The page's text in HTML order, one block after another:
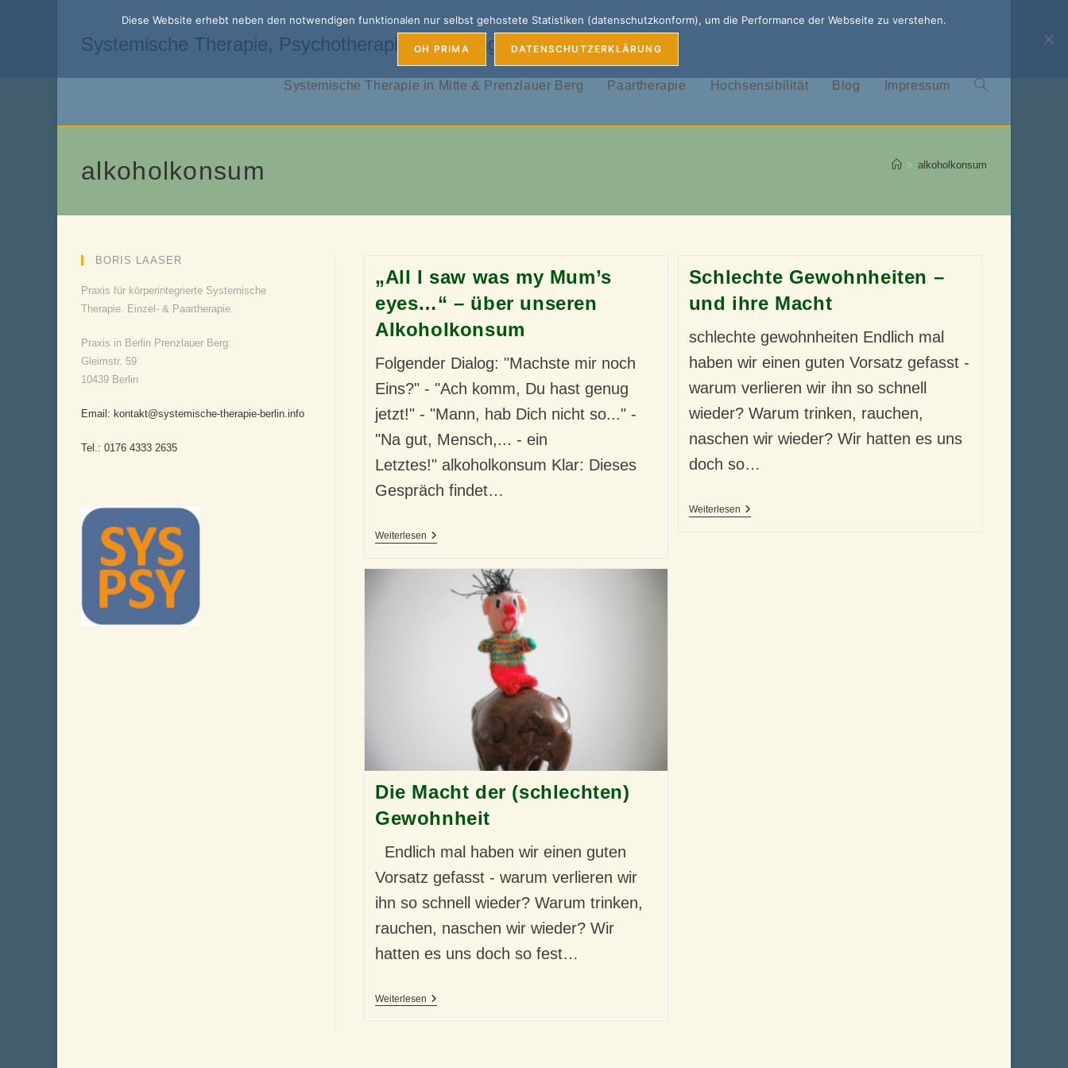
Systemische Therapie, Psychotherapie, Coaching & Supervision
Systemische Therapie in Mitte & Prenzlauer Berg Paartherapie Hochsensibilität Blog Impressum Website-
Suche
umschalten
alkoholkonsum > alkoholkonsum
BORIS LAASER
Praxis für körperintegrierte Systemische
Therapie. Einzel- & Paartherapie.
Praxis in Berlin Prenzlauer Berg:
Gleimstr. 59
10439 Berlin
Email: kontakt@systemische-therapie-berlin.info
Tel.: 0176 4333 2635
„All I saw was my Mum’s
eyes…“ – über unseren
Alkoholkonsum
Folgender Dialog: "Machste mir noch
Eins?" - "Ach komm, Du hast genug
jetzt!" - "Mann, hab Dich nicht so..." -
"Na gut, Mensch,... - ein
Letztes!" alkoholkonsum Klar: Dieses
Gespräch findet…
Weiterlesen„All
Mum’s
Alkoholkonsum
Schlechte Gewohnheiten –
und ihre Macht
schlechte gewohnheiten Endlich mal
haben wir einen guten Vorsatz gefasst -
warum verlieren wir ihn so schnell
wieder? Warum trinken, rauchen,
naschen wir wieder? Wir hatten es uns
doch so…
WeiterlesenSchlechte
Die Macht der (schlechten)
Gewohnheit
Endlich mal haben wir einen guten
Vorsatz gefasst - warum verlieren wir
ihn so schnell wieder? Warum trinken,
rauchen, naschen wir wieder? Wir
hatten es uns doch so fest…
WeiterlesenDie
Diese Website erhebt neben den notwendigen funktionalen nur selbst gehostete Statistiken (datenschutzkonform), um die Performance der Webseite zu verstehen.
OH PRIMA DATENSCHUTZERKLÄRUNG